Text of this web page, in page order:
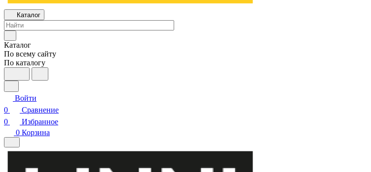
Каталог
Каталог
По всему сайту
По каталогу
Войти
0
Сравнение
0
Избранное
0 Корзина